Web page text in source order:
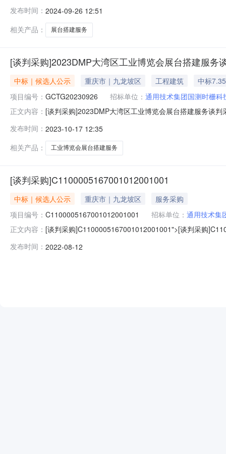
分85.8分。第三名：广州市纵横展览装饰设计有限公司
发布时间： 2024-09-26 12:51
相关产品：
展台搭建服务
[谈判采购]2023DMP大湾区工业博览会展台搭建服务
中标｜候选人公示 重庆市｜九龙坡区 工程建筑
中标
项目编号： GCTG20230926 招标单位： 通用技术集团国测时栅科
正文内容： [谈判采购]2023DMP大湾区工业博览会展台搭建服务谈
祥晖会展服务有限公司，最终报价75800元，最终得分
最终
发布时间： 2023-10-17 12:35
相关产品：
工业博览会展台搭建服务
[谈判采购]C1100005167001012001001
中标｜候选人公示 重庆市｜九龙坡区
服务采购
项目编号： C1100005167001012001001 招标单位： 通用技术集
正文内容： [谈判采购]C1100005167001012001001">[谈判采购
称：国测时栅光博会展位设计和搭建谈判项目二、候选
发布时间： 2022-08-12